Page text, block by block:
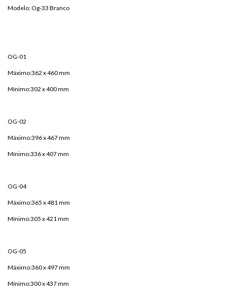
Modelo: Og-33 Branco
OG-01
Máximo:362 x 460 mm
Mínimo:302 x 400 mm
OG-02
Máximo:396 x 467 mm
Mínimo:336 x 407 mm
OG-04
Máximo:365 x 481 mm
Mínimo:305 x 421 mm
OG-05
Máximo:360 x 497 mm
Mínimo:300 x 437 mm